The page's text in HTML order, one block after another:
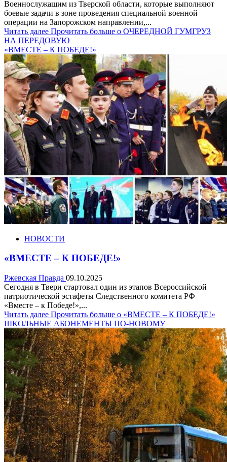
Военнослужащим из Тверской области, которые выполняют
боевые задачи в зоне проведения специальной военной
операции на Запорожском направлении,...
Читать далее Прочитать больше о ОЧЕРЕДНОЙ ГУМГРУЗ
НА ПЕРЕДОВУЮ
«ВМЕСТЕ – К ПОБЕДЕ!»
НОВОСТИ
«ВМЕСТЕ – К ПОБЕДЕ!»
Ржевская Правда 09.10.2025
Сегодня в Твери стартовал один из этапов Всероссийской
патриотической эстафеты Следственного комитета РФ
«Вместе – к Победе!»,...
Читать далее Прочитать больше о «ВМЕСТЕ – К ПОБЕДЕ!»
ШКОЛЬНЫЕ АБОНЕМЕНТЫ ПО-НОВОМУ